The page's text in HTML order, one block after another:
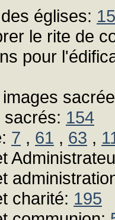
églises:
le rite de
pour
sacrés: 154
: 7 , 61 , 63 ,
charité: 195